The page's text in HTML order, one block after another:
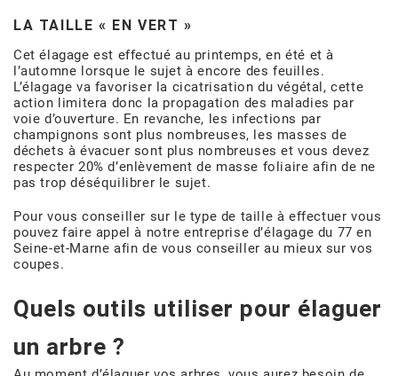
LA TAILLE « EN VERT »
Cet élagage est effectué au printemps, en été et à
l’automne lorsque le sujet à encore des feuilles.
L’élagage va favoriser la cicatrisation du végétal, cette
action limitera donc la propagation des maladies par
voie d’ouverture. En revanche, les infections par
champignons sont plus nombreuses, les masses de
déchets à évacuer sont plus nombreuses et vous devez
respecter 20% d’enlèvement de masse foliaire afin de ne
pas trop déséquilibrer le sujet.
Pour vous conseiller sur le type de taille à effectuer vous
pouvez faire appel à notre entreprise d’élagage du 77 en
Seine-et-Marne afin de vous conseiller au mieux sur vos
coupes.
Quels outils utiliser pour élaguer
un arbre ?